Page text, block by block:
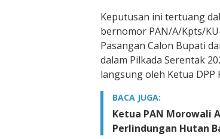
Keputusan ini tertuang
bernomor PAN/A/Kpts/
Pasangan Calon Bupati
dalam Pilkada Serentak
langsung oleh Ketua DPP
BACA JUGA:
Ketua PAN Morowali
Perlindungan Hutan